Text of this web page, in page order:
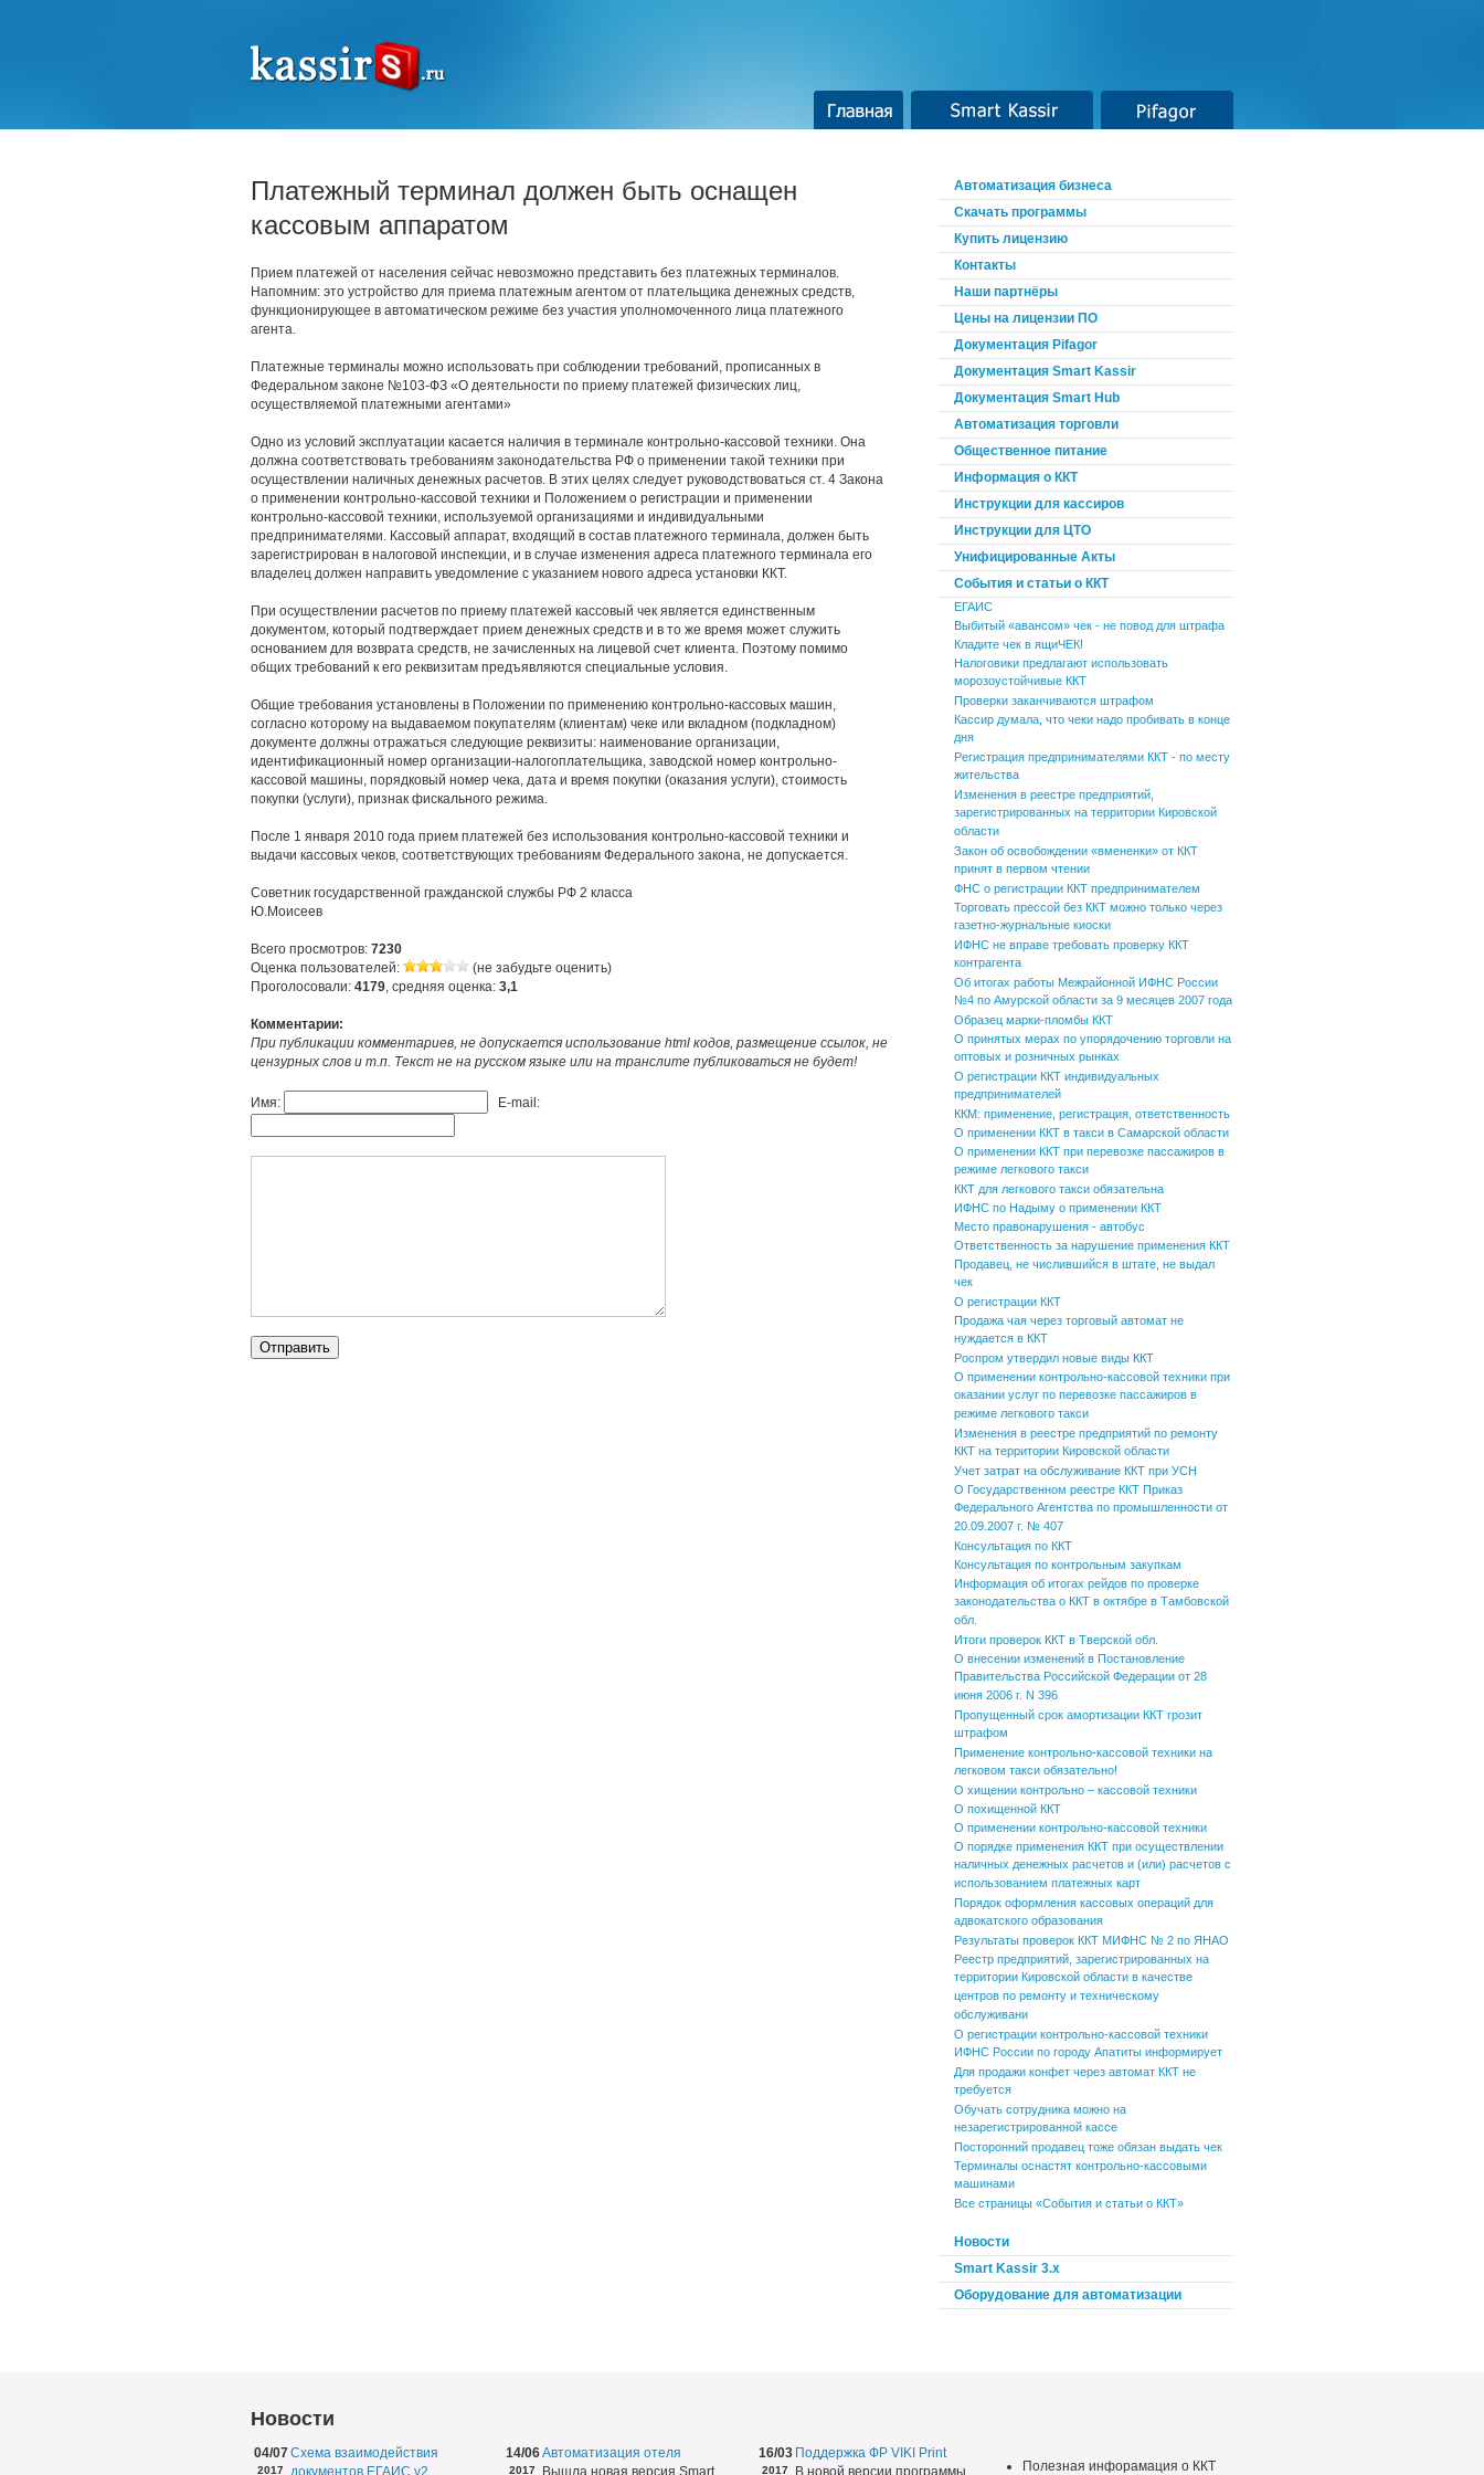
Главная Smart Kassir Pifagor
Платежный терминал должен быть оснащен
кассовым аппаратом
Прием платежей от населения сейчас невозможно представить без платежных терминалов.
Напомним: это устройство для приема платежным агентом от плательщика денежных средств,
функционирующее в автоматическом режиме без участия уполномоченного лица платежного
агента.
Платежные терминалы можно использовать при соблюдении требований, прописанных в
Федеральном законе №103-ФЗ «О деятельности по приему платежей физических лиц,
осуществляемой платежными агентами»
Одно из условий эксплуатации касается наличия в терминале контрольно-кассовой техники. Она
должна соответствовать требованиям законодательства РФ о применении такой техники при
осуществлении наличных денежных расчетов. В этих целях следует руководствоваться ст. 4 Закона
о применении контрольно-кассовой техники и Положением о регистрации и применении
контрольно-кассовой техники, используемой организациями и индивидуальными
предпринимателями. Кассовый аппарат, входящий в состав платежного терминала, должен быть
зарегистрирован в налоговой инспекции, и в случае изменения адреса платежного терминала его
владелец должен направить уведомление с указанием нового адреса установки ККТ.
При осуществлении расчетов по приему платежей кассовый чек является единственным
документом, который подтверждает прием денежных средств и в то же время может служить
основанием для возврата средств, не зачисленных на лицевой счет клиента. Поэтому помимо
общих требований к его реквизитам предъявляются специальные условия.
Общие требования установлены в Положении по применению контрольно-кассовых машин,
согласно которому на выдаваемом покупателям (клиентам) чеке или вкладном (подкладном)
документе должны отражаться следующие реквизиты: наименование организации,
идентификационный номер организации-налогоплательщика, заводской номер контрольно-
кассовой машины, порядковый номер чека, дата и время покупки (оказания услуги), стоимость
покупки (услуги), признак фискального режима.
После 1 января 2010 года прием платежей без использования контрольно-кассовой техники и
выдачи кассовых чеков, соответствующих требованиям Федерального закона, не допускается.
Советник государственной гражданской службы РФ 2 класса
Ю.Моисеев
Всего просмотров: 7230
Оценка пользователей:
(не забудьте оценить)
Проголосовали: 4179, средняя оценка: 3,1
Комментарии:
При публикации комментариев, не допускается использование html кодов, размещение ссылок, не
цензурных слов и т.п. Текст не на русском языке или на транслите публиковаться не будет!
Имя: E-mail:
Автоматизация бизнеса
Скачать программы
Купить лицензию
Контакты
Наши партнёры
Цены на лицензии ПО
Документация Pifagor
Документация Smart Kassir
Документация Smart Hub
Автоматизация торговли
Общественное питание
Информация о ККТ
Инструкции для кассиров
Инструкции для ЦТО
Унифицированные Акты
События и статьи о ККТ
ЕГАИС
Выбитый «авансом» чек - не повод для штрафа
Кладите чек в ящиЧЕК!
Налоговики предлагают использовать
морозоустойчивые ККТ
Проверки заканчиваются штрафом
Кассир думала, что чеки надо пробивать в конце
дня
Регистрация предпринимателями ККТ - по месту
жительства
Изменения в реестре предприятий,
зарегистрированных на территории Кировской
области
Закон об освобождении «вмененки» от ККТ
принят в первом чтении
ФНС о регистрации ККТ предпринимателем
Торговать прессой без ККТ можно только через
газетно-журнальные киоски
ИФНС не вправе требовать проверку ККТ
контрагента
Об итогах работы Межрайонной ИФНС России
№4 по Амурской области за 9 месяцев 2007 года
Образец марки-пломбы ККТ
О принятых мерах по упорядочению торговли на
оптовых и розничных рынках
О регистрации ККТ индивидуальных
предпринимателей
ККМ: применение, регистрация, ответственность
О применении ККТ в такси в Самарской области
О применении ККТ при перевозке пассажиров в
режиме легкового такси
ККТ для легкового такси обязательна
ИФНС по Надыму о применении ККТ
Место правонарушения - автобус
Ответственность за нарушение применения ККТ
Продавец, не числившийся в штате, не выдал
чек
О регистрации ККТ
Продажа чая через торговый автомат не
нуждается в ККТ
Роспром утвердил новые виды ККТ
О применении контрольно-кассовой техники при
оказании услуг по перевозке пассажиров в
режиме легкового такси
Изменения в реестре предприятий по ремонту
ККТ на территории Кировской области
Учет затрат на обслуживание ККТ при УСН
О Государственном реестре ККТ Приказ
Федерального Агентства по промышленности от
20.09.2007 г. № 407
Консультация по ККТ
Консультация по контрольным закупкам
Информация об итогах рейдов по проверке
законодательства о ККТ в октябре в Тамбовской
обл.
Итоги проверок ККТ в Тверской обл.
О внесении изменений в Постановление
Правительства Российской Федерации от 28
июня 2006 г. N 396
Пропущенный срок амортизации ККТ грозит
штрафом
Применение контрольно-кассовой техники на
легковом такси обязательно!
О хищении контрольно – кассовой техники
О похищенной ККТ
О применении контрольно-кассовой техники
О порядке применения ККТ при осуществлении
наличных денежных расчетов и (или) расчетов с
использованием платежных карт
Порядок оформления кассовых операций для
адвокатского образования
Результаты проверок ККТ МИФНС № 2 по ЯНАО
Реестр предприятий, зарегистрированных на
территории Кировской области в качестве
центров по ремонту и техническому
обслуживани
О регистрации контрольно-кассовой техники
ИФНС России по городу Апатиты информирует
Для продажи конфет через автомат ККТ не
требуется
Обучать сотрудника можно на
незарегистрированной кассе
Посторонний продавец тоже обязан выдать чек
Терминалы оснастят контрольно-кассовыми
машинами
Все страницы «События и статьи о ККТ»
Новости
Smart Kassir 3.x
Оборудование для автоматизации
Новости
04/07
2017
Схема взаимодействия
документов ЕГАИС v2
14/06
2017
Автоматизация отеля
Вышла новая версия Smart
16/03
2017
Поддержка ФР VIKI Print
В новой версии программы
Полезная инфорамация о ККТ